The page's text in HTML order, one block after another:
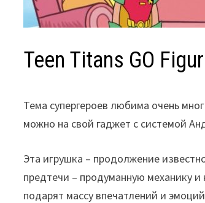
Teen Titans GO
Тема супергероев любима очень
можно на свой гаджет с системой
Эта игрушка – продолжение
предтечи – продуманную механику
подарят массу впечатлений и